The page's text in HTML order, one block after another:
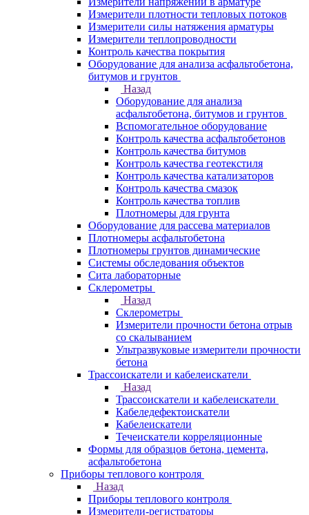
Измерители плотности тепловых потоков
Измерители силы натяжения арматуры
Измерители теплопроводности
Контроль качества покрытия
Оборудование для анализа асфальтобетона,
битумов и грунтов
Назад
Оборудование для анализа
асфальтобетона, битумов и грунтов
Вспомогательное оборудование
Контроль качества асфальтобетонов
Контроль качества битумов
Контроль качества геотекстиля
Контроль качества катализаторов
Контроль качества смазок
Контроль качества топлив
Плотномеры для грунта
Оборудование для рассева материалов
Плотномеры асфальтобетона
Плотномеры грунтов динамические
Системы обследования объектов
Сита лабораторные
Склерометры
Назад
Склерометры
Измерители прочности бетона отрыв
со скалыванием
Ультразвуковые измерители прочности
бетона
Трассоискатели и кабелеискатели
Назад
Трассоискатели и кабелеискатели
Кабеледефектоискатели
Кабелеискатели
Течеискатели корреляционные
Формы для образцов бетона, цемента,
асфальтобетона
Приборы теплового контроля
Назад
Приборы теплового контроля
Измерители-регистраторы